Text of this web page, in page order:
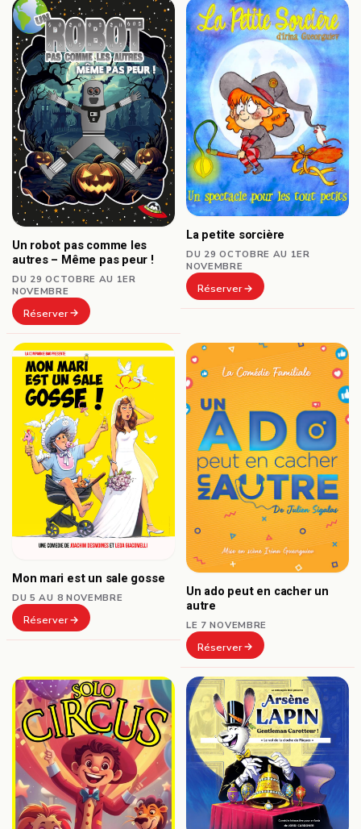
Un robot pas comme les
autres – Même pas peur !
DU 29 OCTOBRE AU 1ER
NOVEMBRE
Réserver
La petite sorcière
DU 29 OCTOBRE AU 1ER
NOVEMBRE
Réserver
Mon mari est un sale gosse
DU 5 AU 8 NOVEMBRE
Réserver
Un ado peut en cacher un
autre
LE 7 NOVEMBRE
Réserver